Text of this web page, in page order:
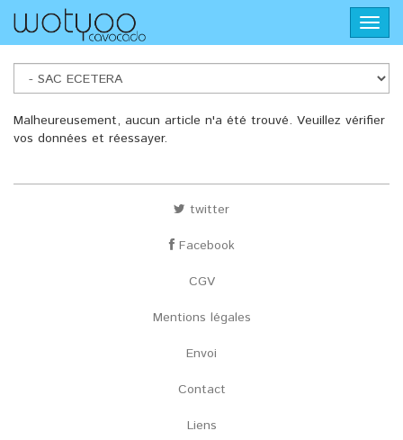
contenu
principal
SAC
Malheureusement, aucun article n'a été trouvé. Veuillez vérifier
vos données et réessayer.
twitter
Facebook
CGV
Mentions légales
Envoi
Contact
Liens